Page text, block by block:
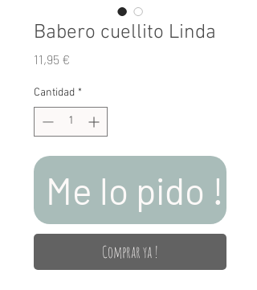
Babero cuellito Linda
11,95 €
Cantidad *
Me lo pido !
Comprar ya !